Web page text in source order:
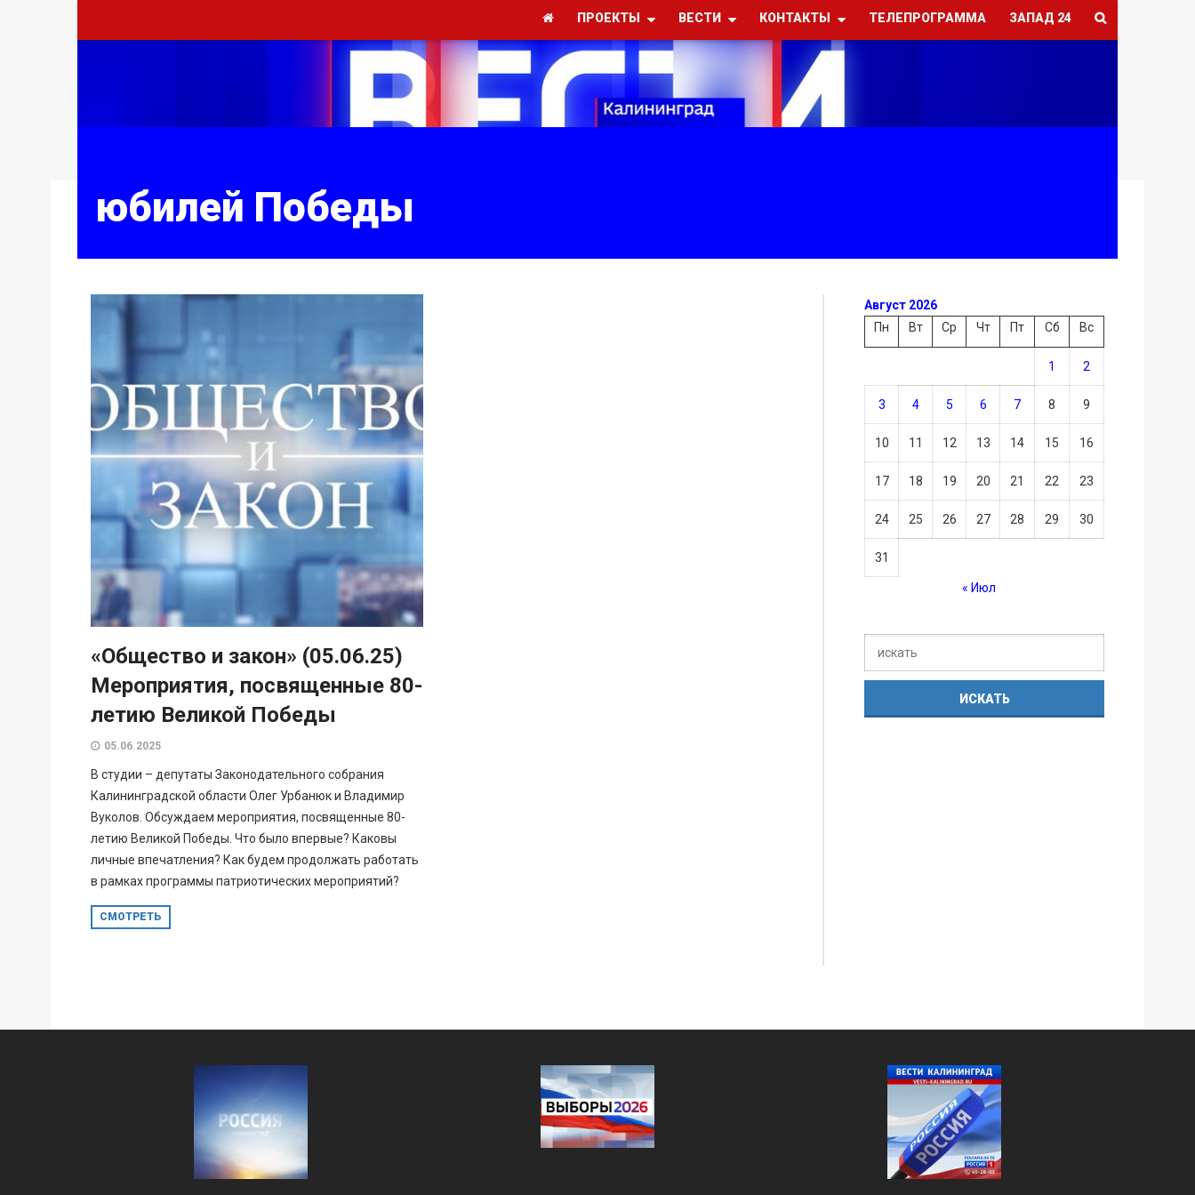
ПРОЕКТЫ ВЕСТИ КОНТАКТЫ ТЕЛЕПРОГРАММА ЗАПАД 24
юбилей Победы
«Общество и закон» (05.06.25)
Мероприятия, посвященные 80-
летию Великой Победы
05.06.2025
В студии – депутаты Законодательного собрания
Калининградской области Олег Урбанюк и Владимир
Вуколов. Обсуждаем мероприятия, посвященные 80-
летию Великой Победы. Что было впервые? Каковы
личные впечатления? Как будем продолжать работать
в рамках программы патриотических мероприятий?
СМОТРЕТЬ
Август 2026
Пн
Вт Ср Чт Пт Сб Вс
1 2
3 4 5 6 7 8 9
10 11 12 13 14 15 16
17 18 19 20 21 22 23
24 25 26 27 28 29 30
31
« Июл